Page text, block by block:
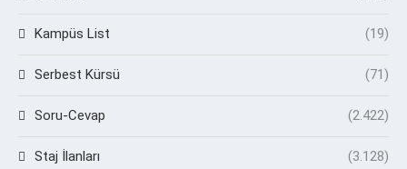
Kampüs List (19)
Serbest Kürsü (71)
Soru-Cevap (2.422)
Staj İlanları (3.128)